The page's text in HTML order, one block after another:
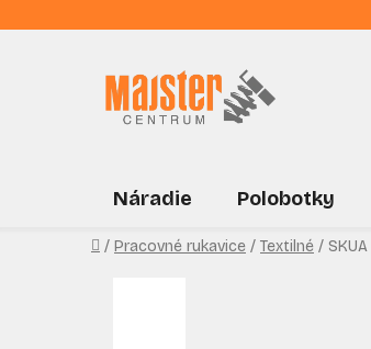
na
Náradie Polobotky
Domov
/ Pracovné rukavice / Textilné /